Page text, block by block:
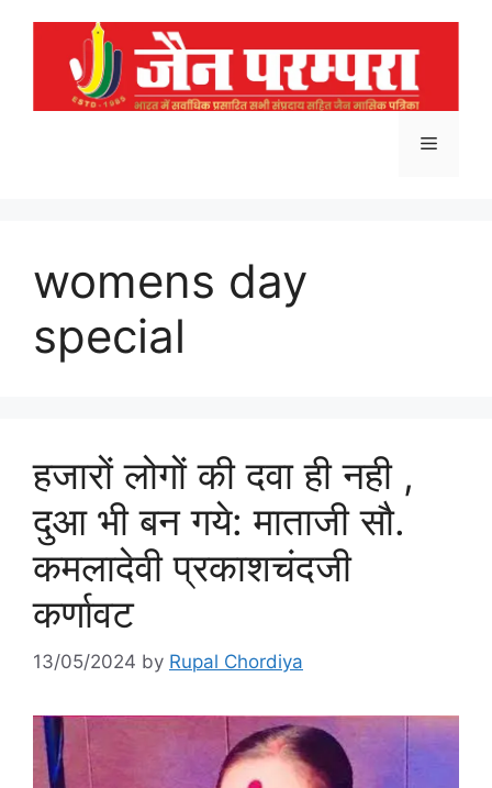
Menu
womens day
special
हजारों लोगों की दवा ही नही ,
दुआ भी बन गये: माताजी सौ.
कमलादेवी प्रकाशचंदजी
कर्णावट
13/05/2024 by Rupal Chordiya